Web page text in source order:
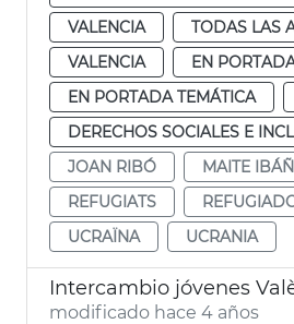
VALENCIA
TODAS LAS
VALENCIA
EN
EN PORTADA TEMÁTICA
DERECHOS SOCIALES E
JOAN RIBÓ
MAITE
REFUGIATS
UCRAÏNA
UCRANIA
Intercambio jóvenes
modificado hace 4 años